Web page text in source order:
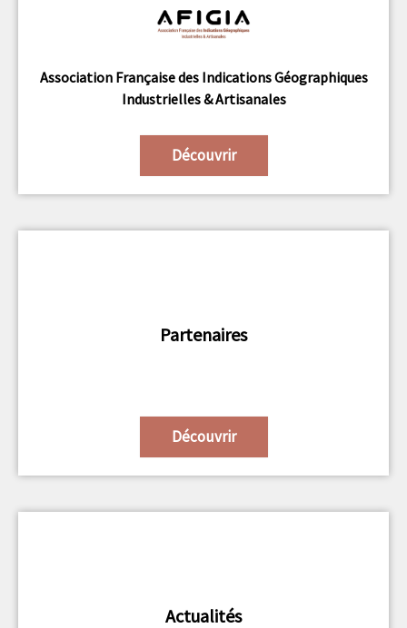
Association Française des Indications Géographiques
Industrielles & Artisanales
Découvrir
Partenaires
Découvrir
Actualités